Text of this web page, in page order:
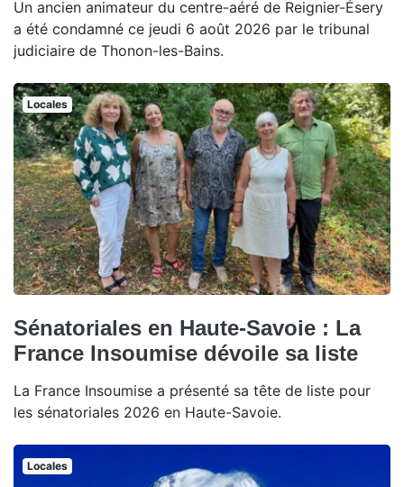
Un ancien animateur du centre-aéré de Reignier-Ésery
a été condamné ce jeudi 6 août 2026 par le tribunal
judiciaire de Thonon-les-Bains.
Locales
Sénatoriales en Haute-Savoie : La
France Insoumise dévoile sa liste
La France Insoumise a présenté sa tête de liste pour
les sénatoriales 2026 en Haute-Savoie.
Locales